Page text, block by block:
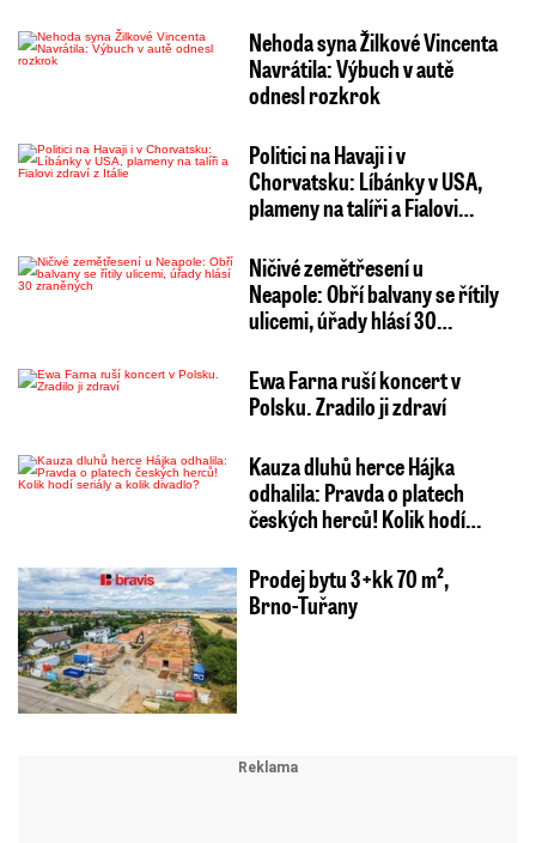
Nehoda syna Žilkové Vincenta
Navrátila: Výbuch v autě
odnesl rozkrok
Politici na Havaji i v
Chorvatsku: Líbánky v USA,
plameny na talíři a Fialovi…
Ničivé zemětřesení u
Neapole: Obří balvany se řítily
ulicemi, úřady hlásí 30…
Ewa Farna ruší koncert v
Polsku. Zradilo ji zdraví
Kauza dluhů herce Hájka
odhalila: Pravda o platech
českých herců! Kolik hodí…
Prodej bytu 3+kk 70 m²,
Brno-Tuřany